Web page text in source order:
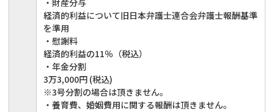
・財産分与
経済的利益について旧日本弁護士連合会弁護士報酬基準
を準用
・慰謝料
経済的利益の11％（税込）
・年金分割
3万3,000円 (税込)
※3号分割の場合は頂きません。
・養育費、婚姻費用に関する報酬は頂きません。